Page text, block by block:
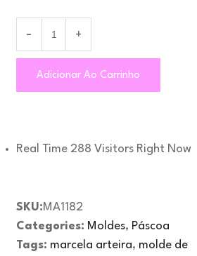
Adicionar Ao Carrinho
Real Time 288 Visitors Right Now
SKU:MA1182
Categories: Moldes, Páscoa
Tags: marcela arteira, molde de